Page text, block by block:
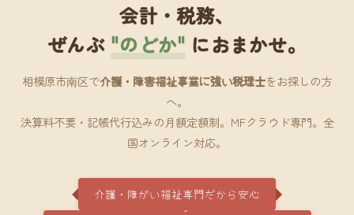
会計・税務、
ぜんぶ "のどか" におまかせ。
相模原市南区で介護・障害福祉事業に強い税理士をお探しの方
へ。
決算料不要・記帳代行込みの月額定額制。MFクラウド専門。全
国オンライン対応。
介護・障がい福祉専門だから安心